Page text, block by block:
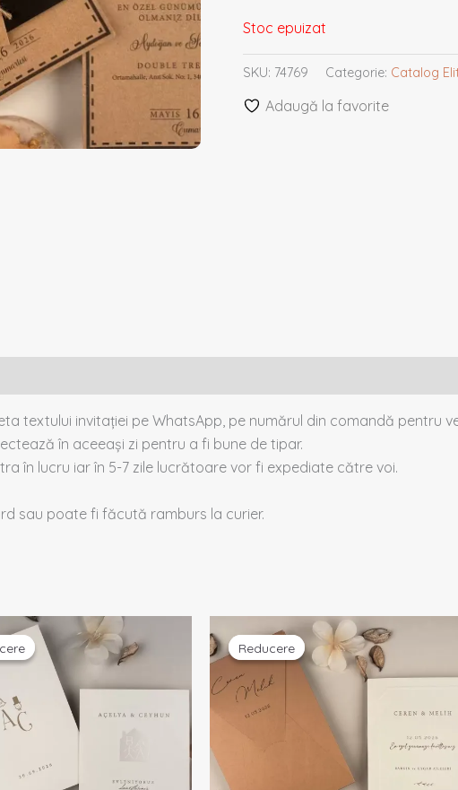
Stoc epuizat
SKU: 74769 Categorie: Catalog
Adaugă la favorite
textului invitației pe WhatsApp, pe numărul din comandă pentru
în aceeași zi pentru a fi bune de tipar.
în lucru iar în 5-7 zile lucrătoare vor fi expediate către voi.
sau poate fi făcută ramburs la curier.
Prețul
curent
este:
2,50 lei.
Reducere
Reducere
inițial
a
fost:
2,88 lei.
Prețul
curent
este:
2,74 lei.